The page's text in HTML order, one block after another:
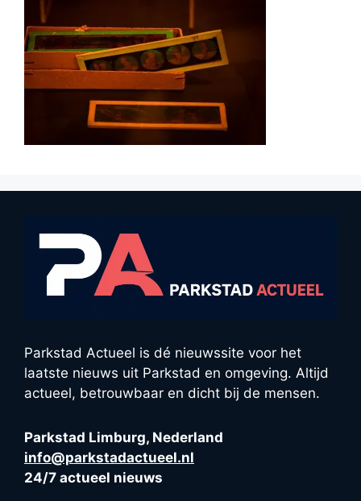
Parkstad Actueel is dé nieuwssite voor het
laatste nieuws uit Parkstad en omgeving. Altijd
actueel, betrouwbaar en dicht bij de mensen.
Parkstad Limburg, Nederland
info@parkstadactueel.nl
24/7 actueel nieuws